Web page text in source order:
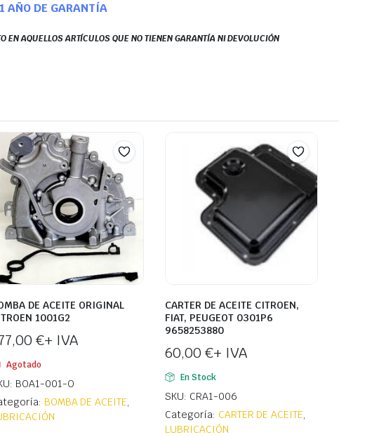
AÑO DE GARANTÍA
EN AQUELLOS ARTÍCULOS QUE NO TIENEN GARANTÍA NI DEVOLUCIÓN
DE ACEITE ORIGINAL
1001G2
€+ IVA
Agotado
BOA1-001-O
BOMBA DE ACEITE,
CARTER DE ACEITE CITROEN,
FIAT, PEUGEOT 0301P6
9658253880
60,00 €+ IVA
En Stock
SKU: CRA1-006
Categoría: CARTER DE ACEITE,
LUBRICACIÓN